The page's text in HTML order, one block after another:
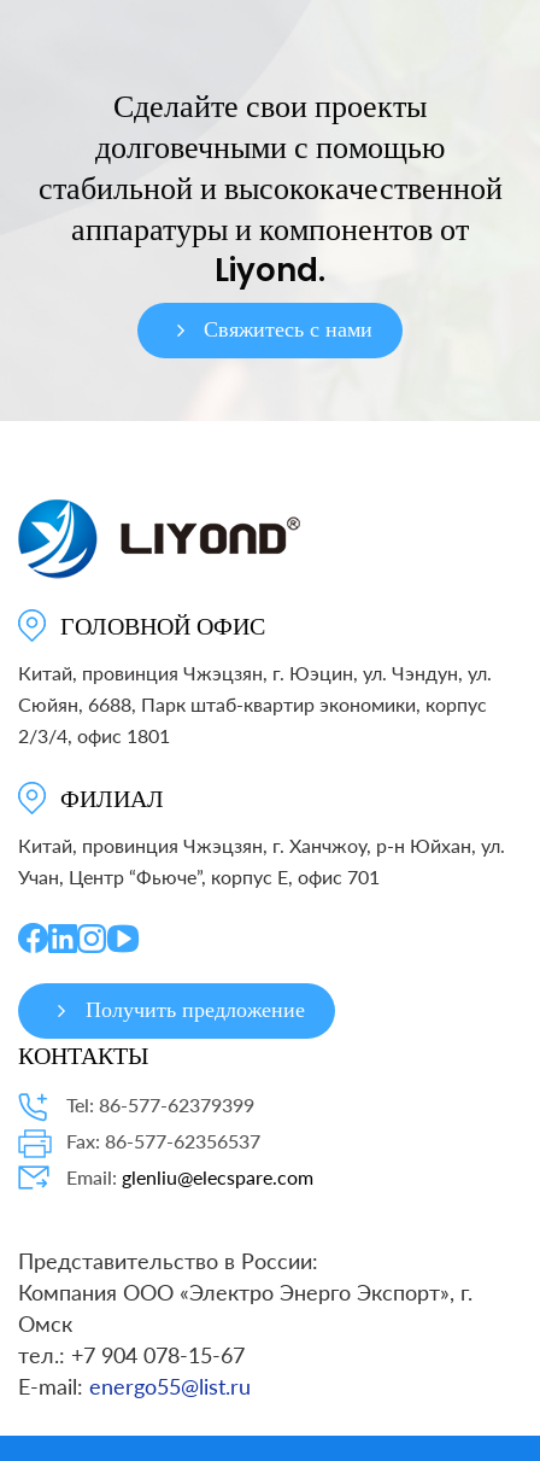
Сделайте свои проекты
долговечными с помощью
стабильной и высококачественной
аппаратуры и компонентов от
Liyond.
Свяжитесь с нами
ГОЛОВНОЙ ОФИС
Китай, провинция Чжэцзян, г. Юэцин, ул. Чэндун, ул.
Сюйян, 6688, Парк штаб-квартир экономики, корпус
2/3/4, офис 1801
ФИЛИАЛ
Китай, провинция Чжэцзян, г. Ханчжоу, р-н Юйхан, ул.
Учан, Центр “Фьюче”, корпус E, офис 701
Получить предложение
КОНТАКТЫ
Tel: 86-577-62379399
Fax: 86-577-62356537
Email: glenliu@elecspare.com
Представительство в России:
Компания ООО «Электро Энерго Экспорт», г.
Омск
тел.: +7 904 078-15-67
E-mail: energo55@list.ru